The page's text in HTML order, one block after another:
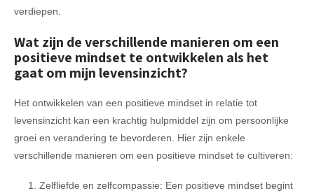
verdiepen.
Wat zijn de verschillende manieren om een
positieve mindset te ontwikkelen als het
gaat om mijn levensinzicht?
Het ontwikkelen van een positieve mindset in relatie tot
levensinzicht kan een krachtig hulpmiddel zijn om persoonlijke
groei en verandering te bevorderen. Hier zijn enkele
verschillende manieren om een positieve mindset te cultiveren:
Zelfliefde en zelfcompassie: Een positieve mindset begint